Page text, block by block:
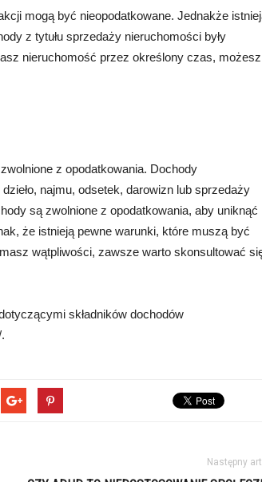
mogą być nieopodatkowane. Jednakże
z tytułu sprzedaży nieruchomości były
nieruchomość przez określony czas, możesz
z opodatkowania. Dochody
najmu, odsetek, darowizn lub sprzedaży
są zwolnione z opodatkowania, aby uniknąć
że istnieją pewne warunki, które muszą być
wątpliwości, zawsze warto skonsultować
składników dochodów
Następny